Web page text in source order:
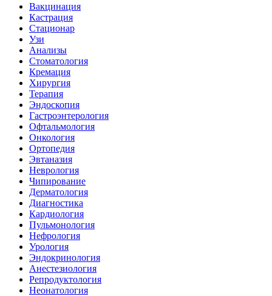
Вакцинация
Кастрация
Стационар
Узи
Анализы
Стоматология
Кремация
Хирургия
Терапия
Эндоскопия
Гастроэнтерология
Офтальмология
Онкология
Ортопедия
Эвтаназия
Неврология
Чипирование
Дерматология
Диагностика
Кардиология
Пульмонология
Нефрология
Урология
Эндокринология
Анестезиология
Репродуктология
Неонатология